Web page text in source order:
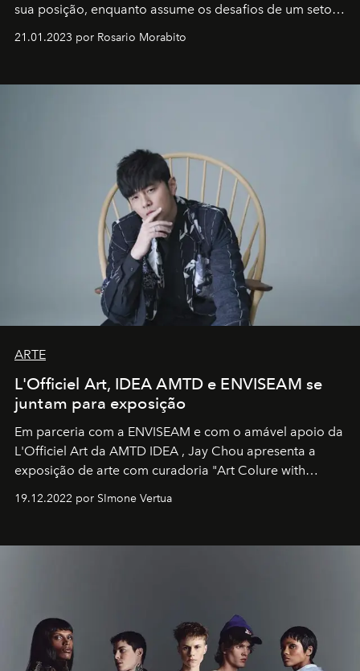
sua posição, enquanto assume os desafios de um setor
21.01.2023 por Rosario Morabito
ARTE
L'Officiel Art, IDEA AMTD e ENVISEAM se
juntam para exposição
Em parceria com a ENVISEAM e com o amável apoio da
L'Officiel Art da AMTD IDEA , Jay Chou apresenta a
exposição de arte com curadoria "Art Colure with
19.12.2022 por SImone Vertua